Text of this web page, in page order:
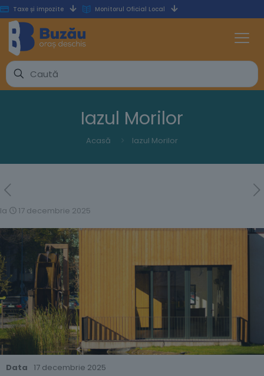
Taxe și impozite Monitorul Oficial Local
Iazul Morilor
Acasă Iazul Morilor
la 17 decembrie 2025
Data
17 decembrie 2025